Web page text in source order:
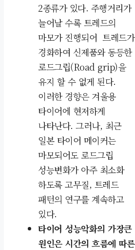
2종류가 있다. 주행거리가
늘어날 수록 트레드의
마모가 진행되어 트레드가
경화하여 신제품와 동등한
로드그립(Road grip)을
유지 할 수 없게 된다.
이러한 경향은 겨울용
타이어에 현저하게
나타난다. 그러나, 최근
일본 타이어 메이커는
마모되어도 로드그립
성능변화가 아주 최소화
하도록 고무질, 트레드
패턴의 연구를 계속하고
있다.
타이어 성능악화의 가장큰
원인은 시간의 흐름에 따른